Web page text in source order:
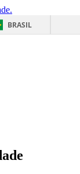
BRASIL